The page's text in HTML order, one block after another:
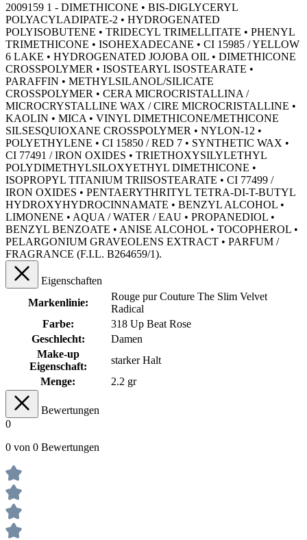
2009159 1 - DIMETHICONE • BIS-DIGLYCERYL
POLYACYLADIPATE-2 • HYDROGENATED
POLYISOBUTENE • TRIDECYL TRIMELLITATE • PHENYL
TRIMETHICONE • ISOHEXADECANE • CI 15985 / YELLOW
6 LAKE • HYDROGENATED JOJOBA OIL • DIMETHICONE
CROSSPOLYMER • ISOSTEARYL ISOSTEARATE •
PARAFFIN • METHYLSILANOL/SILICATE
CROSSPOLYMER • CERA MICROCRISTALLINA /
MICROCRYSTALLINE WAX / CIRE MICROCRISTALLINE •
KAOLIN • MICA • VINYL DIMETHICONE/METHICONE
SILSESQUIOXANE CROSSPOLYMER • NYLON-12 •
POLYETHYLENE • CI 15850 / RED 7 • SYNTHETIC WAX •
CI 77491 / IRON OXIDES • TRIETHOXYSILYLETHYL
POLYDIMETHYLSILOXYETHYL DIMETHICONE •
ISOPROPYL TITANIUM TRIISOSTEARATE • CI 77499 /
IRON OXIDES • PENTAERYTHRITYL TETRA-DI-T-BUTYL
HYDROXYHYDROCINNAMATE • BENZYL ALCOHOL •
LIMONENE • AQUA / WATER / EAU • PROPANEDIOL •
BENZYL BENZOATE • ANISE ALCOHOL • TOCOPHEROL •
PELARGONIUM GRAVEOLENS EXTRACT • PARFUM /
FRAGRANCE (F.I.L. B264659/1).
Eigenschaften
Markenlinie:
Rouge pur Couture The Slim Velvet
Radical
Farbe:
318 Up Beat Rose
Geschlecht:
Damen
Make-up
Eigenschaft:
starker Halt
Menge:
2.2 gr
Bewertungen
0
0 von 0 Bewertungen